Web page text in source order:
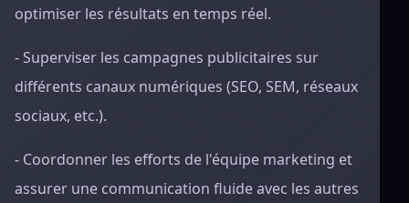
optimiser les résultats en temps réel.
- Superviser les campagnes publicitaires sur
différents canaux numériques (SEO, SEM, réseaux
sociaux, etc.).
- Coordonner les efforts de l'équipe marketing et
assurer une communication fluide avec les autres